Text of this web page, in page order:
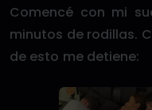
Comencé con mi
minutos de rodillas.
de esto me detiene: